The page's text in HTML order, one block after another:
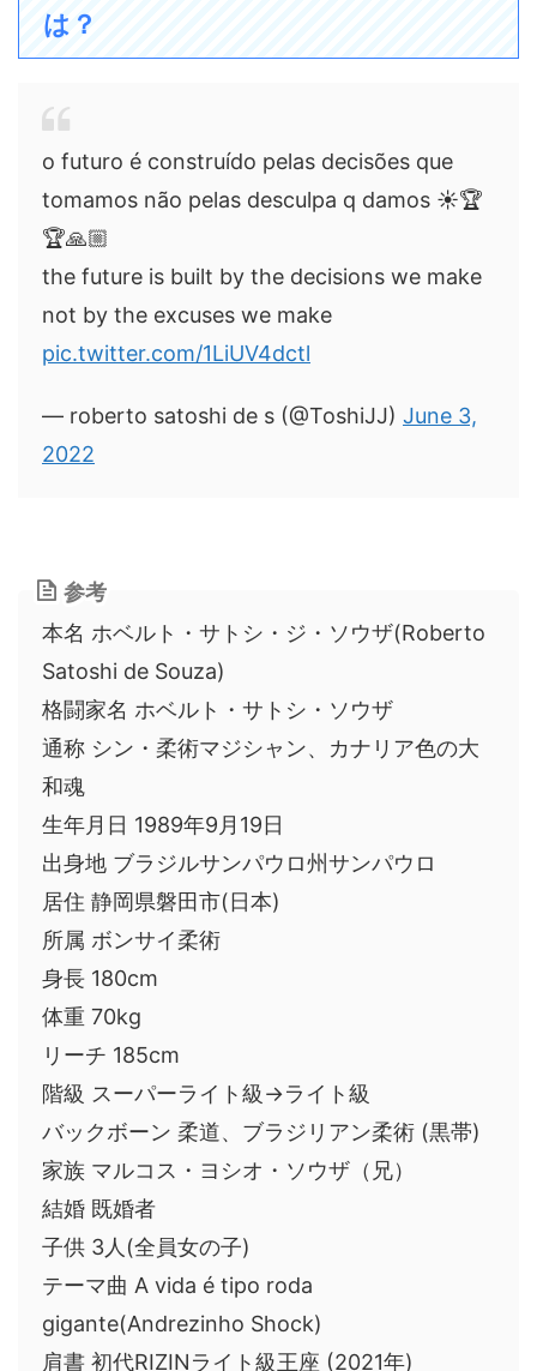
は？
o futuro é construído pelas decisões que
tomamos não pelas desculpa q damos ☀️🏆
🏆🙏🏼
the future is built by the decisions we make
not by the excuses we make
pic.twitter.com/1LiUV4dctl
— roberto satoshi de s (@ToshiJJ) June 3,
2022
参考
本名 ホベルト・サトシ・ジ・ソウザ(Roberto
Satoshi de Souza)
格闘家名 ホベルト・サトシ・ソウザ
通称 シン・柔術マジシャン、カナリア色の大
和魂
生年月日 1989年9月19日
出身地 ブラジルサンパウロ州サンパウロ
居住 静岡県磐田市(日本)
所属 ボンサイ柔術
身長 180cm
体重 70kg
リーチ 185cm
階級 スーパーライト級→ライト級
バックボーン 柔道、ブラジリアン柔術 (黒帯)
家族 マルコス・ヨシオ・ソウザ（兄）
結婚 既婚者
子供 3人(全員女の子)
テーマ曲 A vida é tipo roda
gigante(Andrezinho Shock)
肩書 初代RIZINライト級王座 (2021年)